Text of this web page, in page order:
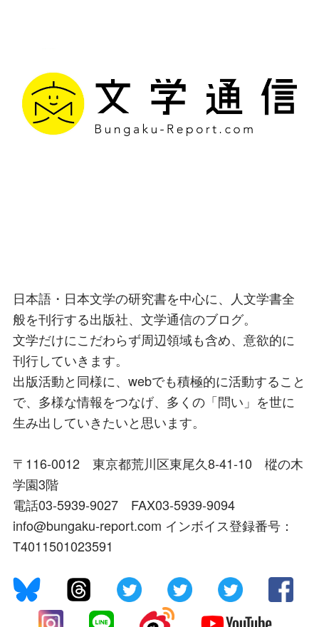
日本語・日本文学の研究書を中心に、人文学書全
般を刊行する出版社、文学通信のブログ。
文学だけにこだわらず周辺領域も含め、意欲的に
刊行していきます。
出版活動と同様に、webでも積極的に活動すること
で、多様な情報をつなげ、多くの「問い」を世に
生み出していきたいと思います。
〒116-0012 東京都荒川区東尾久8-41-10 樅の木
学園3階
電話03-5939-9027 FAX03-5939-9094
info@bungaku-report.com インボイス登録番号：
T4011501023591